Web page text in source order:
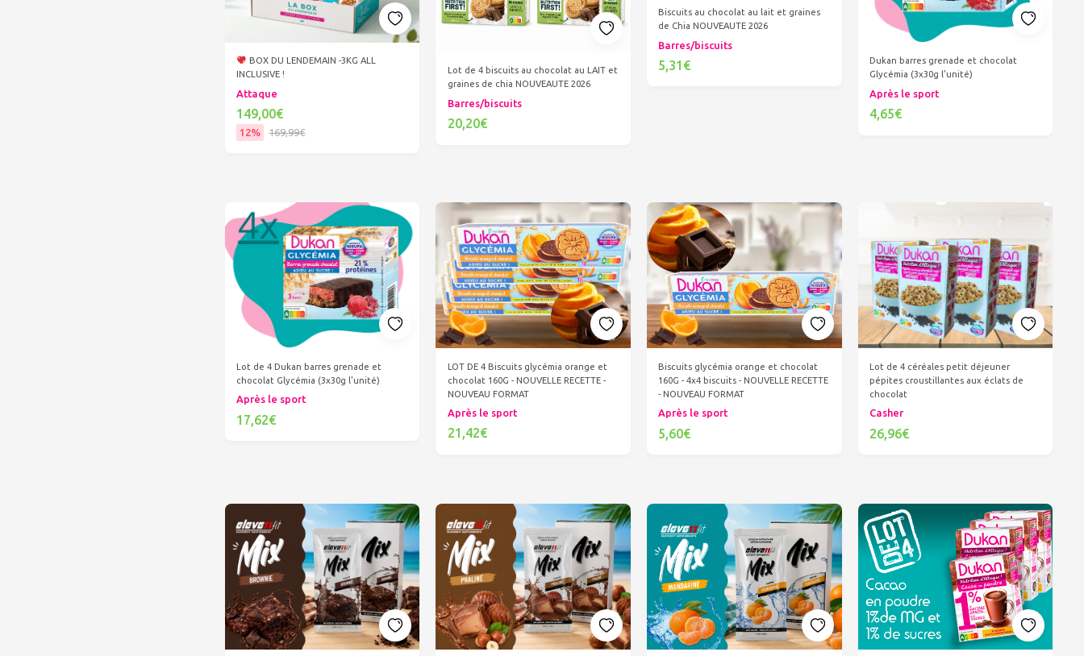
BOX DU LENDEMAIN -3KG ALL
INCLUSIVE !
Attaque
149,00€
12%
169,99€
Lot de 4 biscuits au chocolat au LAIT et
graines de chia NOUVEAUTE 2026
Barres/biscuits
20,20€
Biscuits au chocolat au lait et graines
de Chia NOUVEAUTE 2026
Barres/biscuits
5,31€
Dukan barres grenade et chocolat
Glycémia (3x30g l'unité)
Après le sport
4,65€
Lot de 4 Dukan barres grenade et
chocolat Glycémia (3x30g l'unité)
Après le sport
17,62€
LOT DE 4 Biscuits glycémia orange et
chocolat 160G - NOUVELLE RECETTE -
NOUVEAU FORMAT
Après le sport
21,42€
Biscuits glycémia orange et chocolat
160G - 4x4 biscuits - NOUVELLE RECETTE
- NOUVEAU FORMAT
Après le sport
5,60€
Lot de 4 céréales petit déjeuner
pépites croustillantes aux éclats de
chocolat
Casher
26,96€